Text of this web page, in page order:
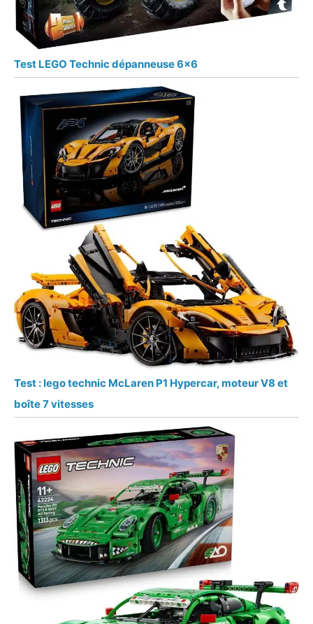
Test LEGO Technic dépanneuse 6×6
Test : lego technic McLaren P1 Hypercar, moteur V8 et
boîte 7 vitesses